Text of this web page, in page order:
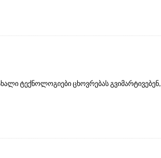
ტექნოლოგიები ცხოვრებას გვიმარტივებენ,